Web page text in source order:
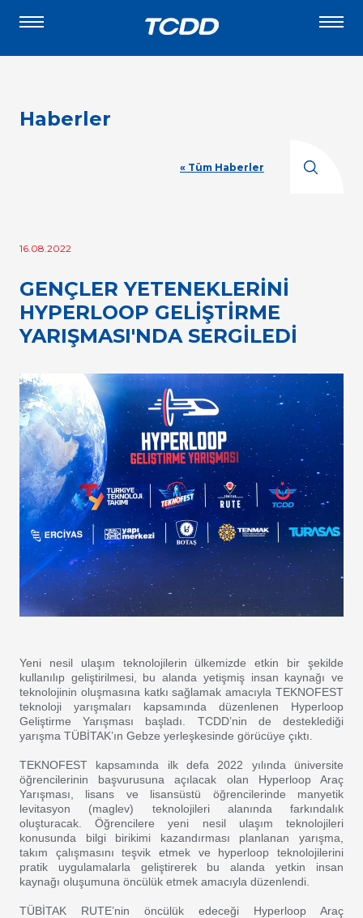
Haberler
« Tüm Haberler
16.08.2022
GENÇLER YETENEKLERİNİ
HYPERLOOP GELİŞTİRME
YARIŞMASI'NDA SERGİLEDİ
Yeni nesil ulaşım teknolojilerin ülkemizde etkin bir şekilde
kullanılıp geliştirilmesi, bu alanda yetişmiş insan kaynağı ve
teknolojinin oluşmasına katkı sağlamak amacıyla TEKNOFEST
teknoloji yarışmaları kapsamında düzenlenen Hyperloop
Geliştirme Yarışması başladı. TCDD’nin de desteklediği
yarışma TÜBİTAK’ın Gebze yerleşkesinde görücüye çıktı.
TEKNOFEST kapsamında ilk defa 2022 yılında üniversite
öğrencilerinin başvurusuna açılacak olan Hyperloop Araç
Yarışması, lisans ve lisansüstü öğrencilerinde manyetik
levitasyon (maglev) teknolojileri alanında farkındalık
oluşturacak. Öğrencilere yeni nesil ulaşım teknolojileri
konusunda bilgi birikimi kazandırması planlanan yarışma,
takım çalışmasını teşvik etmek ve hyperloop teknolojilerini
pratik uygulamalarla geliştirerek bu alanda yetkin insan
kaynağı oluşumuna öncülük etmek amacıyla düzenlendi.
TÜBİTAK RUTE’nin öncülük edeceği Hyperloop Araç